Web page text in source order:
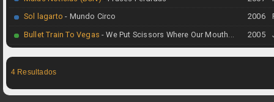
Sol lagarto - Mundo Circo
2006
Bullet Train To Vegas - We Put Scissors Where Our Mouth... 2005
4 Resultados